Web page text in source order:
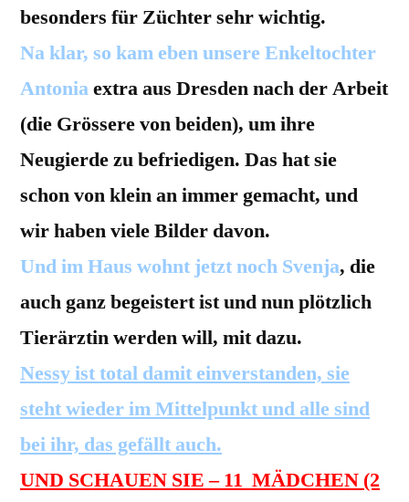
besonders für Züchter sehr wichtig.
Na klar, so kam eben unsere Enkeltochter
Antoniaextra aus Dresden nach der Arbeit
(die Grössere von beiden), um ihre
Neugierde zu befriedigen. Das hat sie
schon von klein an immer gemacht, und
wir haben viele Bilder davon.
Und im Haus wohnt jetzt noch Svenja, die
auch ganz begeistert ist und nun plötzlich
Tierärztin werden will, mit dazu.
Nessy ist total damit einverstanden, sie
steht wieder im Mittelpunkt und alle sind
bei ihr, das gefällt auch.
UND SCHAUEN SIE – 11 MÄDCHEN (2